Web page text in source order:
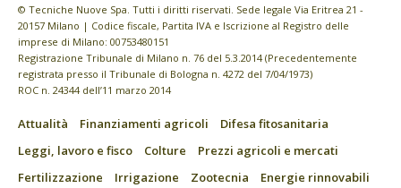
© Tecniche Nuove Spa. Tutti i diritti riservati. Sede legale Via Eritrea 21 -
20157 Milano | Codice fiscale, Partita IVA e Iscrizione al Registro delle
imprese di Milano: 00753480151
Registrazione Tribunale di Milano n. 76 del 5.3.2014 (Precedentemente
registrata presso il Tribunale di Bologna n. 4272 del 7/04/1973)
ROC n. 24344 dell’11 marzo 2014
Attualità Finanziamenti agricoli
Difesa fitosanitaria
Leggi, lavoro e fisco
Colture
Prezzi agricoli e mercati
Fertilizzazione
Irrigazione Zootecnia
Energie rinnovabili